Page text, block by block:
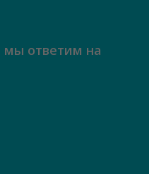
мы ответим на